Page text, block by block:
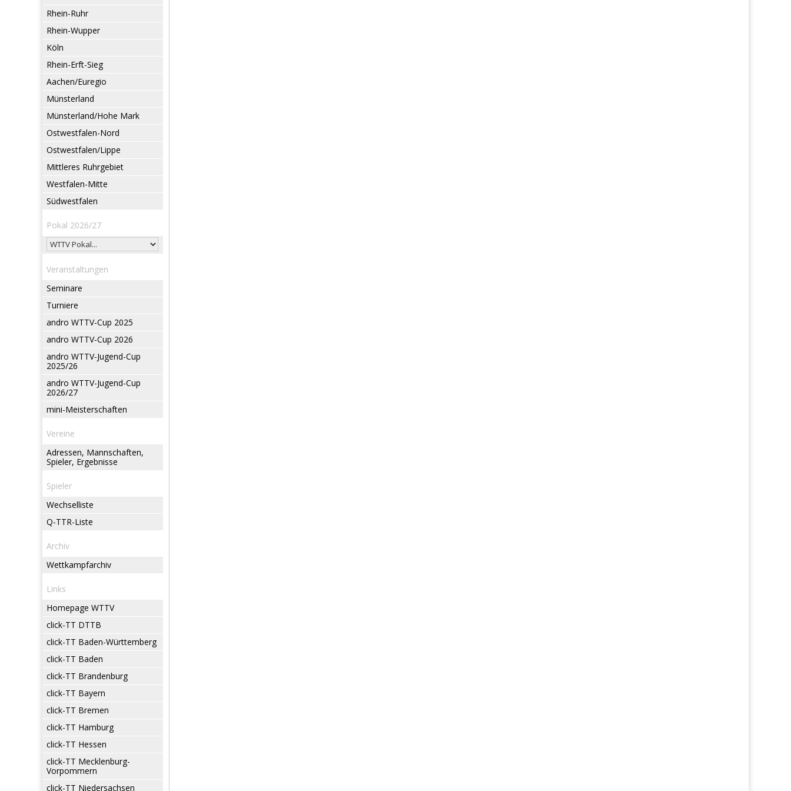
Rhein-Ruhr
Rhein-Wupper
Köln
Rhein-Erft-Sieg
Aachen/Euregio
Münsterland
Münsterland/Hohe Mark
Ostwestfalen-Nord
Ostwestfalen/Lippe
Mittleres Ruhrgebiet
Westfalen-Mitte
Südwestfalen
Pokal 2026/27
Veranstaltungen
Seminare
Turniere
andro WTTV-Cup 2025
andro WTTV-Cup 2026
andro WTTV-Jugend-Cup
2025/26
andro WTTV-Jugend-Cup
2026/27
mini-Meisterschaften
Vereine
Adressen, Mannschaften,
Spieler, Ergebnisse
Spieler
Wechselliste
Q-TTR-Liste
Archiv
Wettkampfarchiv
Links
Homepage WTTV
click-TT DTTB
click-TT Baden-Württemberg
click-TT Baden
click-TT Brandenburg
click-TT Bayern
click-TT Bremen
click-TT Hamburg
click-TT Hessen
click-TT Mecklenburg-
Vorpommern
click-TT Niedersachsen